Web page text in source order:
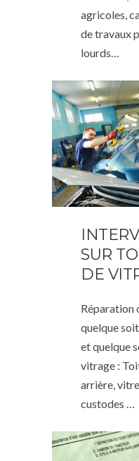
agricoles,
de travaux
lourds…
SUR
DE
Réparation
quelque
et quelque
vitrage :
arrière,
custodes …